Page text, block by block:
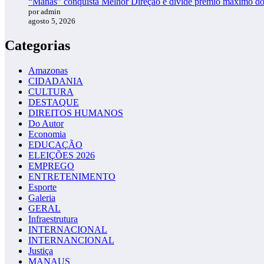
por admin
agosto 5, 2026
Categorias
Amazonas
CIDADANIA
CULTURA
DESTAQUE
DIREITOS HUMANOS
Do Autor
Economia
EDUCAÇÃO
ELEIÇÕES 2026
EMPREGO
ENTRETENIMENTO
Esporte
Galeria
GERAL
Infraestrutura
INTERNACIONAL
INTERNANCIONAL
Justiça
MANAUS